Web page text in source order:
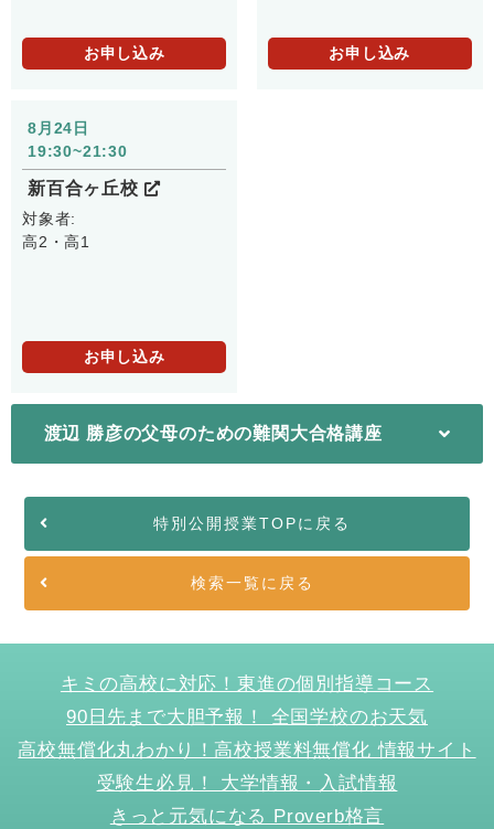
お申し込み お申し込み
8月24日
19:30~21:30
新百合ヶ丘校
対象者:
高2・高1
お申し込み
渡辺 勝彦の父母のための難関大合格講座
特別公開授業TOPに戻る
検索一覧に戻る
キミの高校に対応！東進の個別指導コース
90日先まで大胆予報！ 全国学校のお天気
高校無償化丸わかり！高校授業料無償化 情報サイト
受験生必見！ 大学情報・入試情報
きっと元気になる Proverb格言